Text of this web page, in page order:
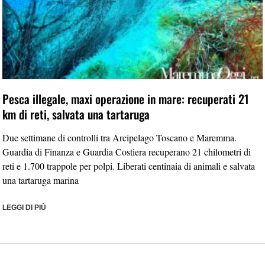
Pesca illegale, maxi operazione in mare: recuperati 21
km di reti, salvata una tartaruga
Due settimane di controlli tra Arcipelago Toscano e Maremma.
Guardia di Finanza e Guardia Costiera recuperano 21 chilometri di
reti e 1.700 trappole per polpi. Liberati centinaia di animali e salvata
una tartaruga marina
LEGGI DI PIÙ